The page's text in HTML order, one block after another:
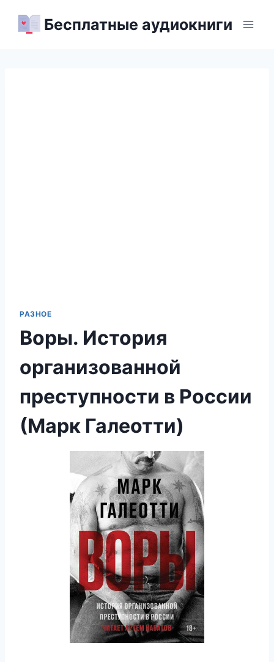
Бесплатные аудиокниги
РАЗНОЕ
Воры. История
организованной
преступности в России
(Марк Галеотти)